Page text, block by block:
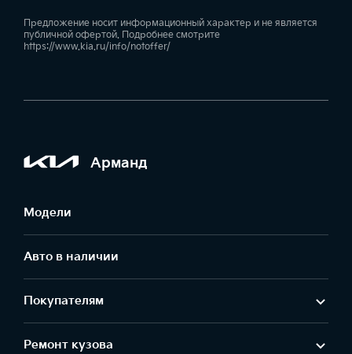
Предложение носит информационный характер и не является
публичной офертой. Подробнее смотрите
https://www.kia.ru/info/notoffer/
Арманд
Модели
Авто в наличии
Покупателям
Ремонт кузова